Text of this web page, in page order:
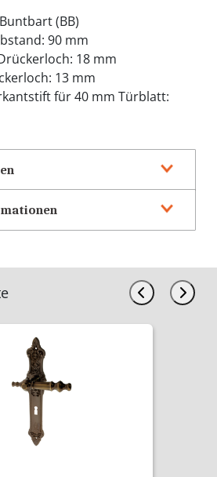
(BB)
90 mm
18 mm
13 mm
für 40 mm Türblatt: